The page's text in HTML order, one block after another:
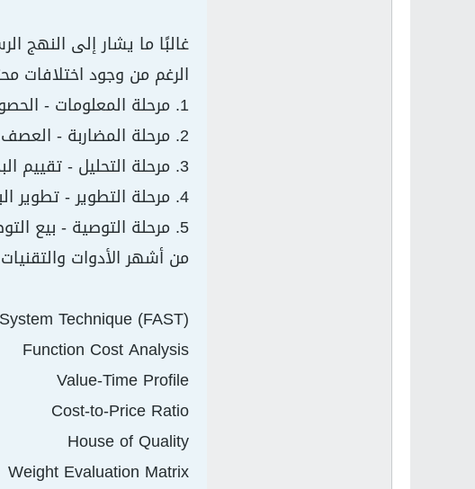
الرغم من وجود اختلافات
1. مرحلة المعلومات - الحصول على الحقائق
2. مرحلة المضاربة - العصف الذهني للبدائل
3. مرحلة التحليل - تقييم البدائل
4. مرحلة التطوير - تطوير البرنامج
5. مرحلة التوصية - بيع التوصيات
من أشهر الأدوات
Technique (FAST)
Function Cost Analysis
Value-Time Profile
Cost-to-Price Ratio
House of Quality
Weight Evaluation Matrix